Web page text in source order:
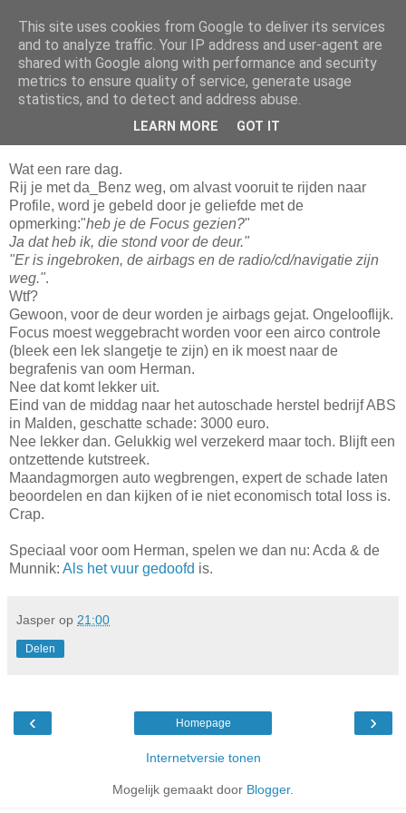
Da_Blog
You don't put a bumpersticker on a Bentley
vrijdag, mei 07, 2010
Wat een rare dag.
Rij je met da_Benz weg, om alvast vooruit te rijden naar
Profile, word je gebeld door je geliefde met de
opmerking:"heb je de Focus gezien?"
Ja dat heb ik, die stond voor de deur."
"Er is ingebroken, de airbags en de radio/cd/navigatie zijn
weg.".
Wtf?
Gewoon, voor de deur worden je airbags gejat. Ongelooflijk.
Focus moest weggebracht worden voor een airco controle
(bleek een lek slangetje te zijn) en ik moest naar de
begrafenis van oom Herman.
Nee dat komt lekker uit.
Eind van de middag naar het autoschade herstel bedrijf ABS
in Malden, geschatte schade: 3000 euro.
Nee lekker dan. Gelukkig wel verzekerd maar toch. Blijft een
ontzettende kutstreek.
Maandagmorgen auto wegbrengen, expert de schade laten
beoordelen en dan kijken of ie niet economisch total loss is.
Crap.
Speciaal voor oom Herman, spelen we dan nu: Acda & de
Munnik: Als het vuur gedoofd is.
Jasper op 21:00
Delen
‹ ›
Homepage
Internetversie tonen
Mogelijk gemaakt door Blogger.
This site uses cookies from Google to deliver its services
and to analyze traffic. Your IP address and user-agent are
shared with Google along with performance and security
metrics to ensure quality of service, generate usage
statistics, and to detect and address abuse.
LEARN MORE GOT IT